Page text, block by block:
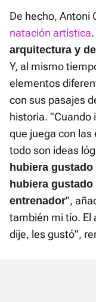
De hecho, Antoni
natación artística
arquitectura y
Y, al mismo
elementos
con sus pasajes
historia. "Cuando
que juega con
todo son ideas
hubiera
hubiera
entrenador",
también mi tío. El
dije, les gustó",